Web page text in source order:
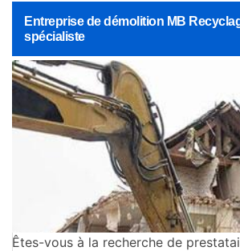
Entreprise de démolition MB
spécialiste
Êtes-vous à la recherche de